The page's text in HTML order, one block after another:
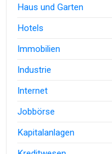
Haus und Garten
Hotels
Immobilien
Industrie
Internet
Jobbörse
Kapitalanlagen